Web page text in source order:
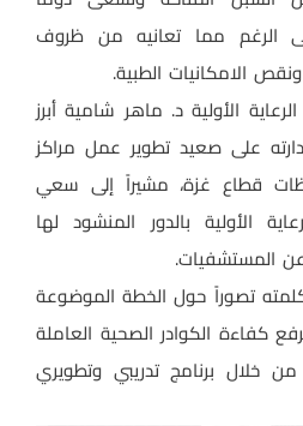
الرغم مما تعانيه من ظروف
الامكانيات الطبية.
الأولية د. ماهر شامية أبرز
على صعيد تطوير عمل مراكز
قطاع غزة، مشيراً إلى سعي
الأولية بالدور المنشود لها
المستشفيات.
تصوراً حول الخطة الموضوعة
كفاءة الكوادر الصحية العاملة
من خلال برنامج تدريبي وتطويري